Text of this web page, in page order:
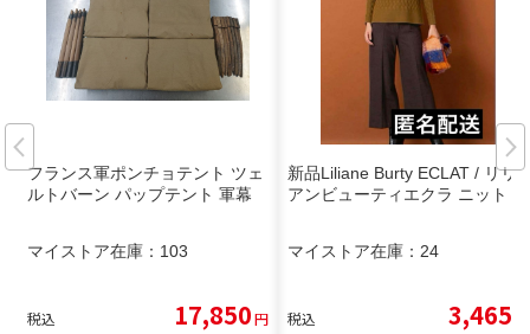
フランス軍ポンチョテント ツェ
ルトバーン パップテント 軍幕
マイストア在庫： 103
税込 17,850円
新品Liliane Burty ECLAT / リリ
アンビューティエクラ ニット
マイストア在庫： 24
税込 3,465